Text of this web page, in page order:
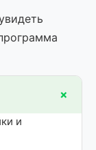
+
и